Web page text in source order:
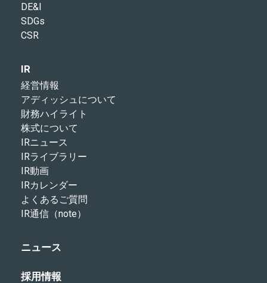
DE&I
SDGs
CSR
IR
経営情報
アディッシュについて
財務ハイライト
株式について
IRニュース
IRライブラリー
IR動画
IRカレンダー
よくあるご質問
IR通信（note）
ニュース
採用情報